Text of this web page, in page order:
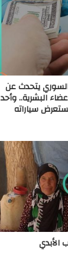
السوري يتحدث عن
البشرية.. وأحد
سياراته
الأبدي